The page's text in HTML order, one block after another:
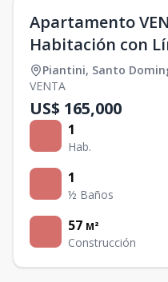
Apartamento
Habitación con
Piantini, Santo
VENTA
US$ 165,000
1
Hab.
1
½ Baños
57 M²
Construcción